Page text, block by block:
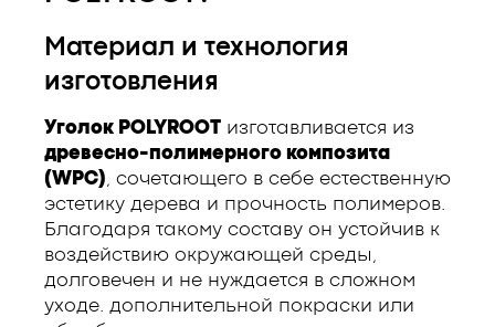
Материал и технология
изготовления
Уголок POLYROOT изготавливается из
древесно-полимерного композита
(WPC) , сочетающего в себе естественную
эстетику дерева и прочность полимеров.
Благодаря такому составу он устойчив к
воздействию окружающей среды,
долговечен и не нуждается в сложном
уходе. дополнительной покраски или